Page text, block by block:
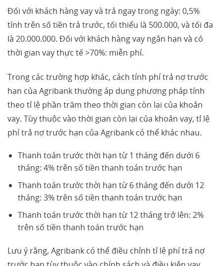
Đối với khách hàng vay và trả ngay trong ngày: 0,5%
tính trên số tiền trả trước, tối thiểu là 500.000, và tối đa
là 20.000.000. Đối với khách hàng vay ngắn hạn và có
thời gian vay thực tế >70%: miễn phí.
Trong các trường hợp khác, cách tính phí trả nợ trước
hạn của Agribank thường áp dụng phương pháp tính
theo tỉ lệ phần trăm theo thời gian còn lại của khoản
vay. Tùy thuộc vào thời gian còn lại của khoản vay, tỉ lệ
phí trả nợ trước hạn của Agribank có thể khác nhau.
Thanh toán trước thời hạn từ 1 tháng đến dưới 6
tháng: 4% trên số tiền thanh toán trước hạn
Thanh toán trước thời hạn từ 6 tháng đến dưới 12
tháng: 3% trên số tiền thanh toán trước hạn
Thanh toán trước thời hạn từ 12 tháng trở lên: 2%
trên số tiền thanh toán trước hạn
Lưu ý rằng, Agribank có thể điều chỉnh tỉ lệ phí trả nợ